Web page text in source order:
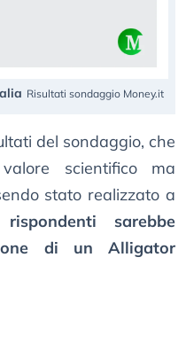
Risultati sondaggio Money.it
del sondaggio, che
scientifico ma
stato realizzato a
sarebbe
di un Alligator